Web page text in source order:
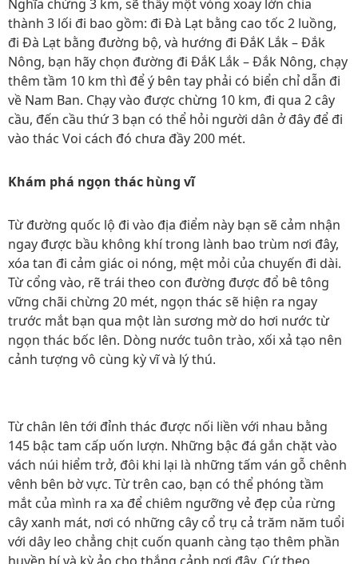
Nghĩa chừng 3 km, sẽ thấy một vòng xoay lớn chia
thành 3 lối đi bao gồm: đi Đà Lạt bằng cao tốc 2 luồng,
đi Đà Lạt bằng đường bộ, và hướng đi ĐắK Lắk – Đắk
Nông, bạn hãy chọn đường đi ĐắK Lắk – Đắk Nông, chạy
thêm tầm 10 km thì để ý bên tay phải có biển chỉ dẫn đi
về Nam Ban. Chạy vào được chừng 10 km, đi qua 2 cây
cầu, đến cầu thứ 3 bạn có thể hỏi người dân ở đây để đi
vào thác Voi cách đó chưa đầy 200 mét.
Khám phá ngọn thác hùng vĩ
Từ đường quốc lộ đi vào địa điểm này bạn sẽ cảm nhận
ngay được bầu không khí trong lành bao trùm nơi đây,
xóa tan đi cảm giác oi nóng, mệt mỏi của chuyến đi dài.
Từ cổng vào, rẽ trái theo con đường được đổ bê tông
vững chãi chừng 20 mét, ngọn thác sẽ hiện ra ngay
trước mắt bạn qua một làn sương mờ do hơi nước từ
ngọn thác bốc lên. Dòng nước tuôn trào, xối xả tạo nên
cảnh tượng vô cùng kỳ vĩ và lý thú.
Từ chân lên tới đỉnh thác được nối liền với nhau bằng
145 bậc tam cấp uốn lượn. Những bậc đá gắn chặt vào
vách núi hiểm trở, đôi khi lại là những tấm ván gỗ chênh
vênh bên bờ vực. Từ trên cao, bạn có thể phóng tầm
mắt của mình ra xa để chiêm ngưỡng vẻ đẹp của rừng
cây xanh mát, nơi có những cây cổ trụ cả trăm năm tuổi
với dây leo chẳng chịt cuốn quanh càng tạo thêm phần